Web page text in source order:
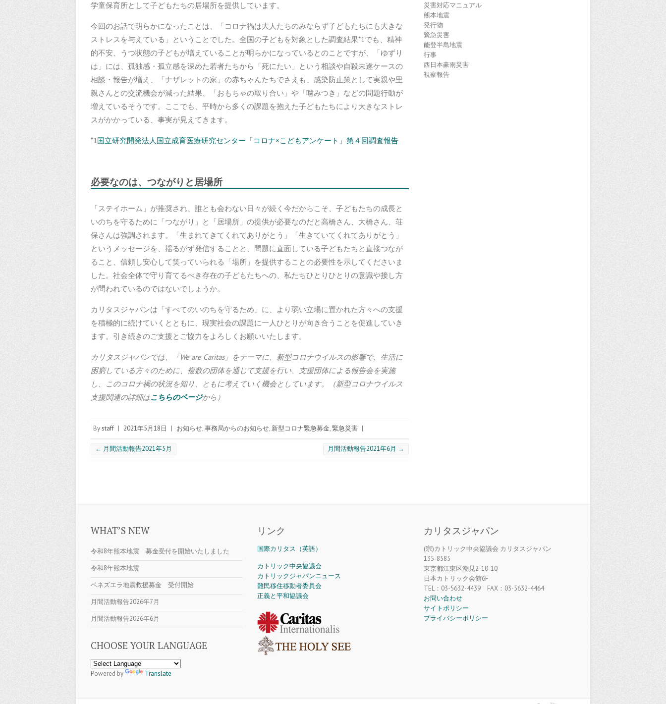
学童保育所として子どもたちの居場所を提供しています。
今回のお話で明らかになったことは、「コロナ禍は大人たちのみならず子どもたちにも大きな
ストレスを与えている」ということでした。全国の子どもを対象とした調査結果*1でも、精神
的不安、うつ状態の子どもが増えていることが明らかになっているとのことですが、「ゆずり
は」には、孤独感・孤立感を深めた若者たちから「死にたい」という相談や自殺未遂ケースの
相談・報告が増え、「ナザレットの家」の赤ちゃんたちでさえも、感染防止策として実親や里
親さんとの交流機会が減った結果、「おもちゃの取り合い」や「噛みつき」などの問題行動が
増えているそうです。ここでも、平時から多くの課題を抱えた子どもたちにより大きなストレ
スがかかっている、事実が見えてきます。
*1国立研究開発法人国立成育医療研究センター「コロナ×こどもアンケート」第４回調査報告
必要なのは、つながりと居場所
「ステイホーム」が推奨され、誰とも会わない日々が続く今だからこそ、子どもたちの成長と
いのちを守るために「つながり」と「居場所」の提供が必要なのだと高橋さん、大橋さん、荘
保さんは強調されます。「生まれてきてくれてありがとう」「生きていてくれてありがとう」
というメッセージを、揺るがず発信することと、問題に直面している子どもたちと直接つなが
ること、信頼し安心して笑っていられる「場所」を提供することの必要性を示してくださいま
した。社会全体で守り育てるべき存在の子どもたちへの、私たちひとりひとりの意識や接し方
が問われているのではないでしょうか。
カリタスジャパンは「すべてのいのちを守るため」に、より弱い立場に置かれた方々への支援
を積極的に続けていくとともに、現実社会の課題に一人ひとりが向き合うことを促進していき
ます。引き続きのご支援とご協力をよろしくお願いいたします。
カリタスジャパンでは、「We are Caritas」をテーマに、新型コロナウイルスの影響で、生活に
困窮している方々のために、複数の団体を通じて支援を行い、支援団体による報告会を実施
し、このコロナ禍の状況を知り、ともに考えていく機会としています。（新型コロナウイルス
支援関連の詳細はこちらのページから）
Bystaff | 2021年5月18日 | お知らせ,事務局からのお知らせ, 新型コロナ緊急募金,緊急災害 |
← 月間活動報告2021年5月 月間活動報告2021年6月 →
災害対応マニュアル
熊本地震
発行物
緊急災害
能登半島地震
行事
西日本豪雨災害
視察報告
WHAT’S NEW
令和8年熊本地震 募金受付を開始いたしました
令和8年熊本地震
ベネズエラ地震救援募金 受付開始
月間活動報告2026年7月
月間活動報告2026年6月
CHOOSE YOUR LANGUAGE
Powered by Translate
リンク
国際カリタス（英語）
カトリック中央協議会
カトリックジャパンニュース
難民移住移動者委員会
正義と平和協議会
カリタスジャパン
(宗)カトリック中央協議会 カリタスジャパン
135-8585
東京都江東区潮見2-10-10
日本カトリック会館6F
TEL：03-5632-4439 FAX：03-5632-4464
お問い合わせ
サイトポリシー
プライバシーポリシー